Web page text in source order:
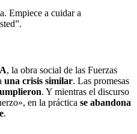
Empiece a cuidar a
, la obra social de las Fuerzas
una crisis similar. Las promesas
. Y mientras el discurso
en la práctica se abandona
.